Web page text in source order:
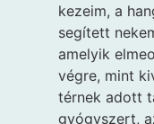
kezeim, a
segített
amelyik
végre, mint
térnek adott
gyógyszert,